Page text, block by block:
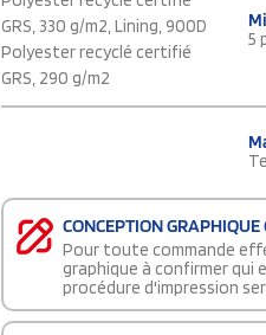
GRS, 330 g/m2, Lining, 900D
Polyester recyclé certifié
GRS, 290 g/m2
5
CONCEPTION GRAPHIQUE
Pour toute commande
graphique à confirmer
procédure d'impression